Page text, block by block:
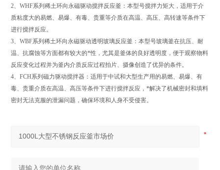
2、WHF系列稀土环向永磁驱动搅拌反应釜：本型号搅拌力矩大，适用于介
质粘度大的易燃、易爆、有毒、贵重等介质在高温、高压、高转速等条件下
进行搅拌反应。
3、WBF系列稀土环向永磁驱动透明玻璃反应釜：本型号玻璃釜在抗压、耐
温、抗腐蚀等方面都有较大的*性，尤其是釜体的良好透明度，便于观察物料
反应变化过程并为釜内介质反应过程拍片、摄像创造了优异的条件。
4、FCH系列磁力驱动搅拌器：适用于中试和大型生产用的易燃、易爆、有
毒、贵重介质在高温、高压等条件下进行搅拌反应，*解决了机械密封和填料
密封无法克服的泄漏问题，确保环境和人身不受侵害。